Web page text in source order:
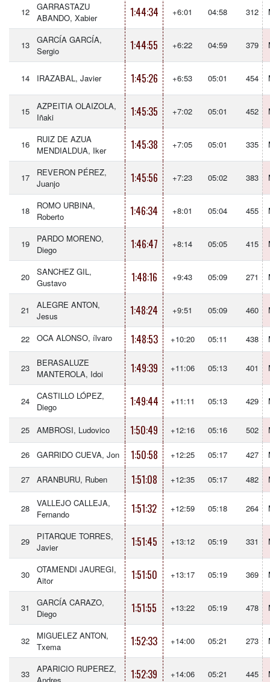
12
GARRASTAZU
ABANDO, Xabier
1:44:34 +6:01 04:58 312
13
GARCÍA GARCÍA,
Sergio
1:44:55 +6:22 04:59 379
14 IRAZABAL, Javier 1:45:26 +6:53 05:01 454
15
AZPEITIA OLAIZOLA,
Iñaki
1:45:35 +7:02 05:01 452
16
RUIZ DE AZUA
MENDIALDUA, Iker
1:45:38 +7:05 05:01 335
17
REVERON PÉREZ,
Juanjo
1:45:56 +7:23 05:02 383
18
ROMO URBINA,
Roberto
1:46:34 +8:01 05:04 455
19
PARDO MORENO,
Diego
1:46:47 +8:14 05:05 415
20
SANCHEZ GIL,
Gustavo
1:48:16 +9:43 05:09 271
21
ALEGRE ANTON,
Jesus
1:48:24 +9:51 05:09 460
22 OCA ALONSO, ílvaro 1:48:53 +10:20 05:11 438
23
BERASALUZE
MANTEROLA, Idoi
1:49:39 +11:06 05:13 401
24
CASTILLO LÓPEZ,
Diego
1:49:44 +11:11 05:13 429
25 AMBROSI, Ludovico 1:50:49 +12:16 05:16 502
26 GARRIDO CUEVA, Jon 1:50:58 +12:25 05:17 427
27 ARANBURU, Ruben 1:51:08 +12:35 05:17 482
28
VALLEJO CALLEJA,
Fernando
1:51:32 +12:59 05:18 264
29
PITARQUE TORRES,
Javier
1:51:45 +13:12 05:19 331
30
OTAMENDI JAUREGI,
Aitor
1:51:50 +13:17 05:19 369
31
GARCÍA CARAZO,
Diego
1:51:55 +13:22 05:19 478
32
MIGUELEZ ANTON,
Txema
1:52:33 +14:00 05:21 273
33
APARICIO RUPEREZ,
1:52:39 +14:06 05:21 445